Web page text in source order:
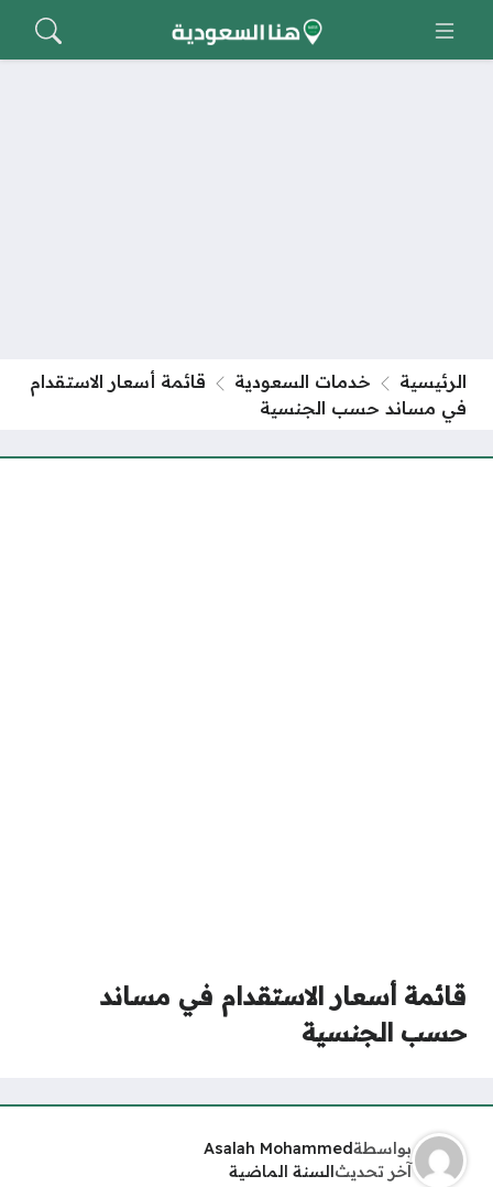
الرئيسية خدمات السعودية
قائمة أسعار الاستقدام
في مساند حسب الجنسية
قائمة أسعار الاستقدام في مساند
حسب الجنسية
بواسطةAsalah Mohammed
آخر تحديثالسنة الماضية